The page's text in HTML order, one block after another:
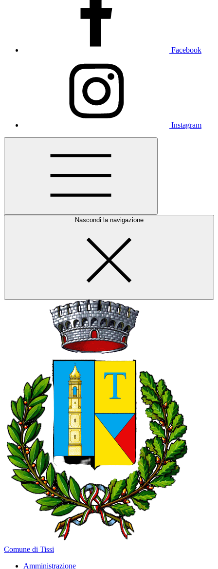
Facebook
Instagram
Nascondi la navigazione
Comune di Tissi
Amministrazione